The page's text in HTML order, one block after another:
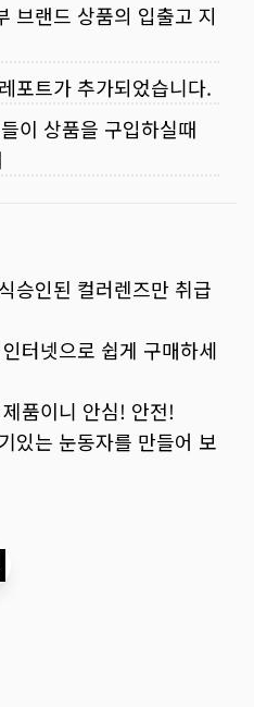
브랜드 상품의 입출고 지
포트가 추가되었습니다.
이 상품을 구입하실때
승인된 컬러렌즈만 취급
터넷으로 쉽게 구매하세
품이니 안심! 안전!
있는 눈동자를 만들어 보